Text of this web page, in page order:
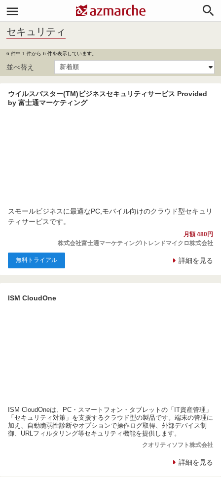


セキュリティ
6 件中 1 件から 6 件を表示しています。
並べ替え
ウイルスバスター(TM)ビジネスセキュリティサービス Provided
by 富士通マーケティング
スモールビジネスに最適なPC,モバイル向けのクラウド型セキュリ
ティサービスです。
月額 480円
株式会社富士通マーケティング/トレンドマイクロ株式会社
無料トライアル 詳細を見る
ISM CloudOne
ISM CloudOneは、PC・スマートフォン・タブレットの「IT資産管理」
「セキュリティ対策」を支援するクラウド型の製品です。端末の管理に
加え、自動脆弱性診断やオプションで操作ログ取得、外部デバイス制
御、URLフィルタリング等セキュリティ機能を提供します。
クオリティソフト株式会社
詳細を見る